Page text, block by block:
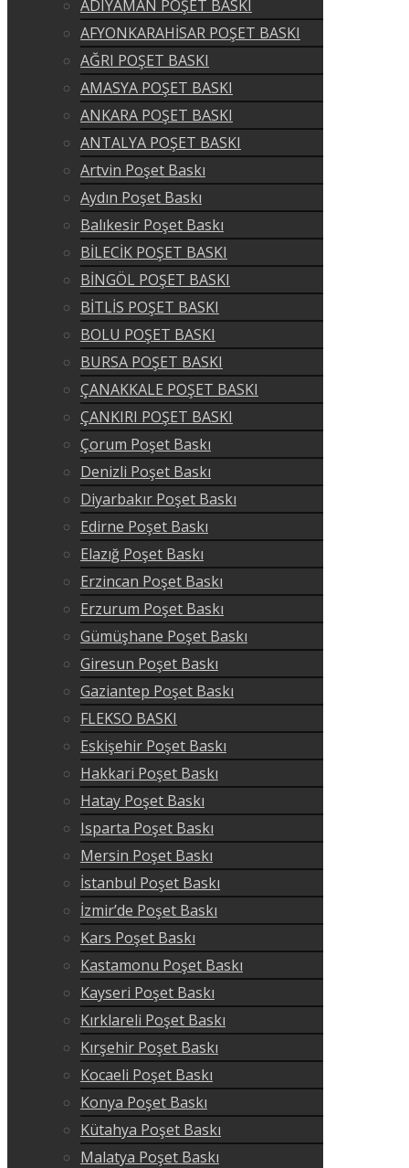
ADIYAMAN POŞET BASKI
AFYONKARAHİSAR POŞET BASKI
AĞRI POŞET BASKI
AMASYA POŞET BASKI
ANKARA POŞET BASKI
ANTALYA POŞET BASKI
Artvin Poşet Baskı
Aydın Poşet Baskı
Balıkesir Poşet Baskı
BİLECİK POŞET BASKI
BİNGÖL POŞET BASKI
BİTLİS POŞET BASKI
BOLU POŞET BASKI
BURSA POŞET BASKI
ÇANAKKALE POŞET BASKI
ÇANKIRI POŞET BASKI
Çorum Poşet Baskı
Denizli Poşet Baskı
Diyarbakır Poşet Baskı
Edirne Poşet Baskı
Elazığ Poşet Baskı
Erzincan Poşet Baskı
Erzurum Poşet Baskı
Gümüşhane Poşet Baskı
Giresun Poşet Baskı
Gaziantep Poşet Baskı
FLEKSO BASKI
Eskişehir Poşet Baskı
Hakkari Poşet Baskı
Hatay Poşet Baskı
Isparta Poşet Baskı
Mersin Poşet Baskı
İstanbul Poşet Baskı
İzmir’de Poşet Baskı
Kars Poşet Baskı
Kastamonu Poşet Baskı
Kayseri Poşet Baskı
Kırklareli Poşet Baskı
Kırşehir Poşet Baskı
Kocaeli Poşet Baskı
Konya Poşet Baskı
Kütahya Poşet Baskı
Malatya Poşet Baskı